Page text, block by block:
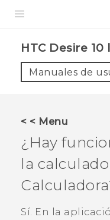
VIVE
VIVERSE
AYUDA
HTC Devices &
HTC Desire
Manuales de
< < Menu
¿Hay
la
Calculadora
Sí. En la